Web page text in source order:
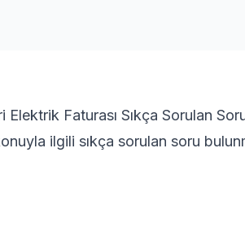
Elektrik Faturası Sıkça Sorulan
ilgili sıkça sorulan soru